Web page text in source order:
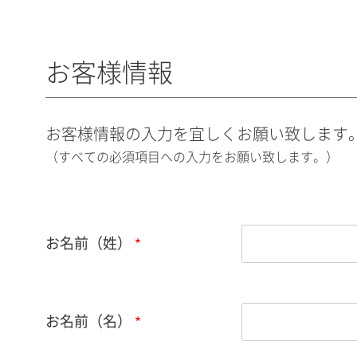
お客様情報
お客様情報の入力を宜しくお願い致します
（すべての必須項目への入力をお願い致します。）
お名前（姓）
お名前（名）